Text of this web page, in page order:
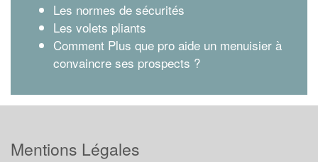
Les normes de sécurités
Les volets pliants
Comment Plus que pro aide un menuisier à
convaincre ses prospects ?
Mentions Légales